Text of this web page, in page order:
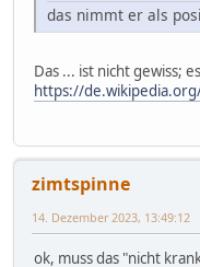
das nimmt er als
Das ... ist nicht gewiss;
https://
zimtspinne
14. Dezember 2023, 13:49:12
ok, muss das "nicht